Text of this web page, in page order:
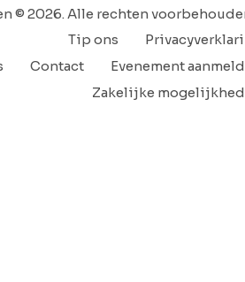
© 2026. Alle rechten
Tip ons
Evenement
Contact
Zakelijke